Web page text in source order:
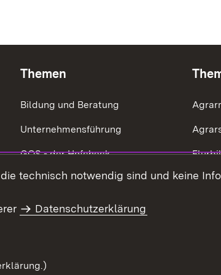
Themen
Bildung und Beratung
Unternehmensführung
GQS - der Hofcheck
Ökonomik der Betriebszweige
Energieeffizienz
technisch notwendig sind und keine
Datenschutzerklärung